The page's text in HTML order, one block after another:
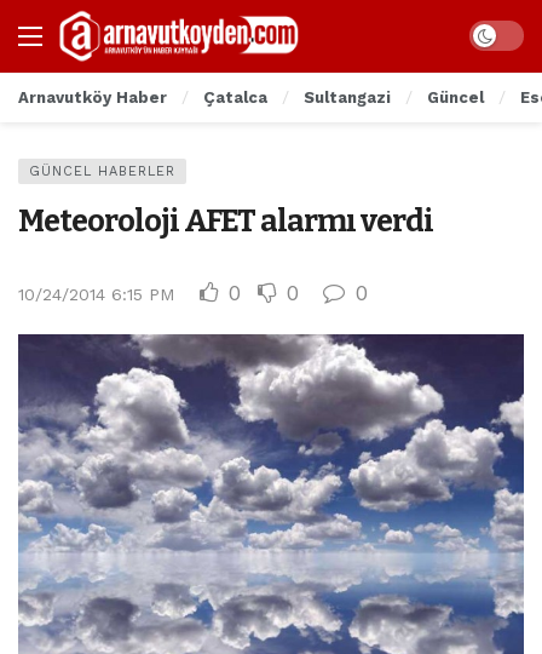
Arnavutköy Haber Çatalca Sultangazi Güncel
GÜNCEL HABERLER
Meteoroloji AFET alarmı verdi
10/24/2014 6:15 PM 0 0 0